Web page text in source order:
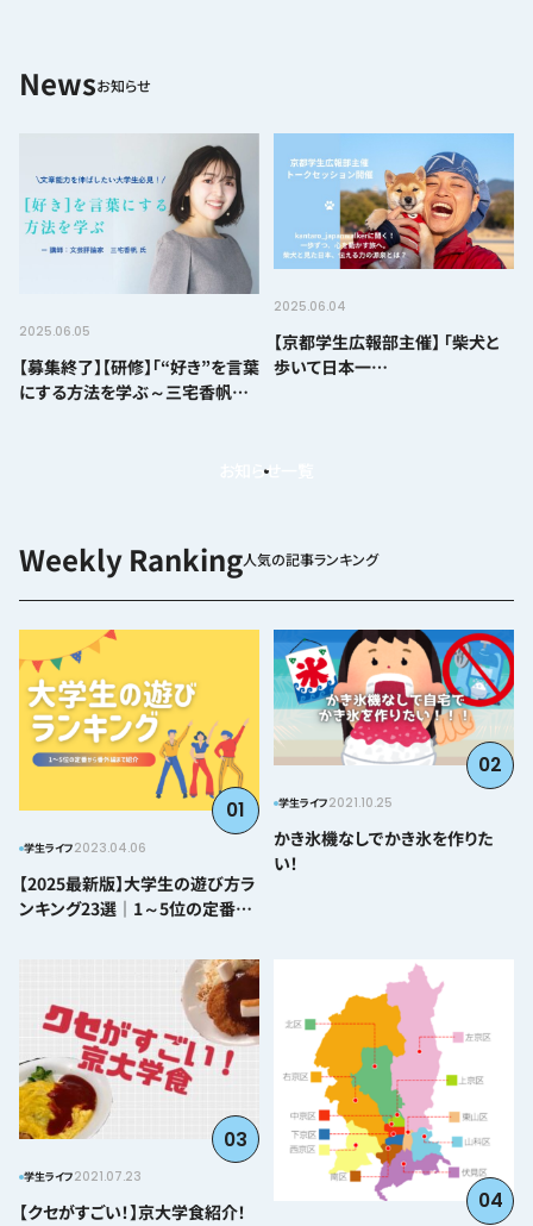
お知らせ
2025.06.05
【募集終了】【研修】「“好き”を言葉
にする方法を学ぶ～三宅香帆さ
2025.06.04
【京都学生広報部主催】 「柴犬と
歩いて日本一
お知らせ一覧
人気の記事ランキング
01
学生ライフ2023.04.06
【2025最新版】大学生の遊び方ラ
ンキング23選｜1～5位の定番か
02
学生ライフ2021.10.25
かき氷機なしでかき氷を作りた
い！
03
学生ライフ2021.07.23
【クセがすごい！】京大学食紹介！ 04